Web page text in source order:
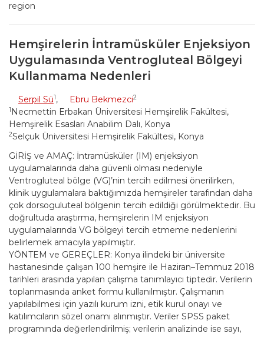
region
Hemşirelerin İntramüsküler Enjeksiyon
Uygulamasında Ventrogluteal Bölgeyi
Kullanmama Nedenleri
Serpil Sü1, Ebru Bekmezci2
1 Necmettin Erbakan Üniversitesi Hemşirelik Fakültesi,
Hemşirelik Esasları Anabilim Dalı, Konya
2Selçuk Üniversitesi Hemşirelik Fakültesi, Konya
GİRİŞ ve AMAÇ: İntramüsküler (IM) enjeksiyon
uygulamalarında daha güvenli olması nedeniyle
Ventrogluteal bölge (VG)’nin tercih edilmesi önerilirken,
klinik uygulamalara baktığımızda hemşireler tarafından daha
çok dorsoguluteal bölgenin tercih edildiği görülmektedir. Bu
doğrultuda araştırma, hemşirelerin IM enjeksiyon
uygulamalarında VG bölgeyi tercih etmeme nedenlerini
belirlemek amacıyla yapılmıştır.
YÖNTEM ve GEREÇLER: Konya ilindeki bir üniversite
hastanesinde çalışan 100 hemşire ile Haziran–Temmuz 2018
tarihleri arasında yapılan çalışma tanımlayıcı tiptedir. Verilerin
toplanmasında anket formu kullanılmıştır. Çalışmanın
yapılabilmesi için yazılı kurum izni, etik kurul onayı ve
katılımcıların sözel onamı alınmıştır. Veriler SPSS paket
programında değerlendirilmiş; verilerin analizinde ise sayı,